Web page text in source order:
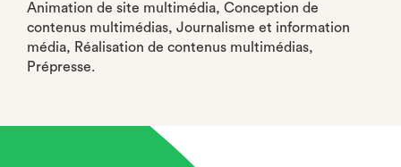
Animation de site multimédia, Conception de
contenus multimédias, Journalisme et information
média, Réalisation de contenus multimédias,
Prépresse.